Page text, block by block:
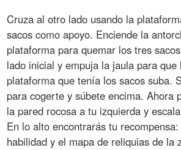
Cruza al otro lado usando la
sacos como apoyo. Enciende la
plataforma para quemar los tres
lado inicial y empuja la jaula para que
plataforma que tenía los sacos suba.
para cogerte y súbete encima. Ahora
la pared rocosa a tu izquierda y
En lo alto encontrarás tu
habilidad y el mapa de reliquias de la